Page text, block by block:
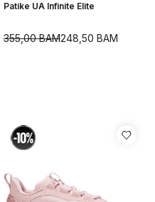
Patike UA Infinite Elite
248,50 BAM
355,00BAM